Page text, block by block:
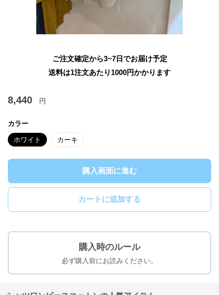
ご注文確定から3~7日でお届け予定
送料は1注文あたり 1000円かかります
8,440 円
カラー
ホワイト カーキ
購入画面に進む
カートに追加する
購入時のルール
必ず購入前にお読みください。